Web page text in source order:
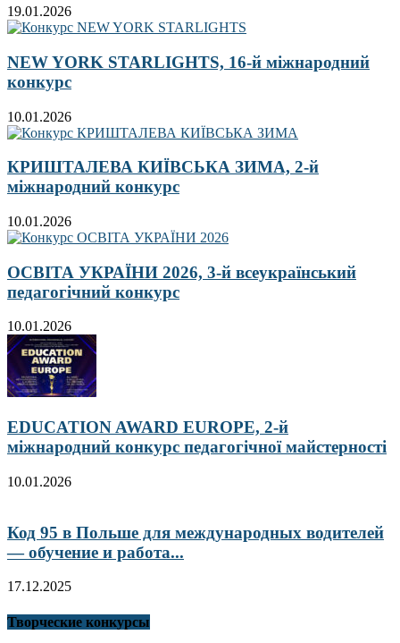
19.01.2026
NEW YORK STARLIGHTS, 16-й міжнародний
конкурс
10.01.2026
КРИШТАЛЕВА КИЇВСЬКА ЗИМА, 2-й
міжнародний конкурс
10.01.2026
ОСВІТА УКРАЇНИ 2026, 3-й всеукраїнський
педагогічний конкурс
10.01.2026
EDUCATION AWARD EUROPE, 2-й
міжнародний конкурс педагогічної майстерності
10.01.2026
Код 95 в Польше для международных водителей
— обучение и работа...
17.12.2025
Творческие конкурсы